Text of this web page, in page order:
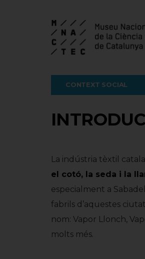
CONTEXT SOCIAL
La indústria tèxtil
el cotó, la seda i la
especialment a
fabrils d’aquestes
nom: Vapor Llonch,
molts més.